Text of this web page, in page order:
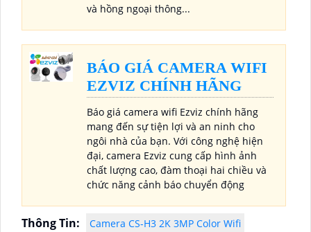
và hồng ngoại thông...
BÁO GIÁ CAMERA WIFI
EZVIZ CHÍNH HÃNG
Báo giá camera wifi Ezviz chính hãng
mang đến sự tiện lợi và an ninh cho
ngôi nhà của bạn. Với công nghệ hiện
đại, camera Ezviz cung cấp hình ảnh
chất lượng cao, đàm thoại hai chiều và
chức năng cảnh báo chuyển động
Thông Tin:
Camera CS-H3 2K 3MP Color Wifi